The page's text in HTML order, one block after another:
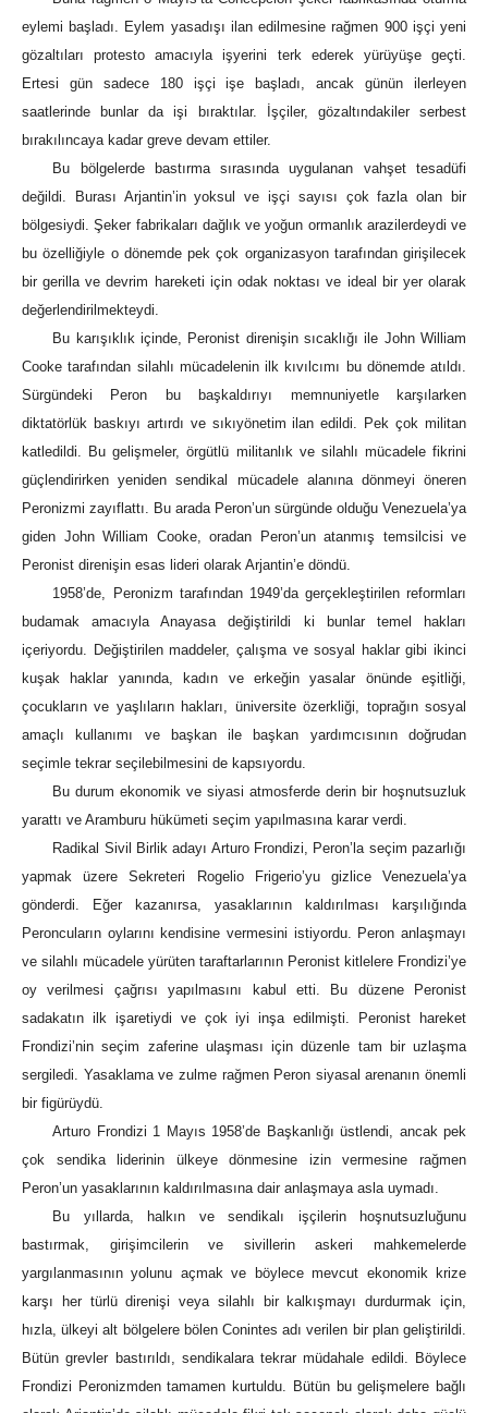
eylemi başladı. Eylem yasadışı ilan edilmesine rağmen 900 işçi yeni
gözaltıları protesto amacıyla işyerini terk ederek yürüyüşe geçti.
Ertesi gün sadece 180 işçi işe başladı, ancak günün ilerleyen
saatlerinde bunlar da işi bıraktılar. İşçiler, gözaltındakiler serbest
bırakılıncaya kadar greve devam ettiler.
Bu bölgelerde bastırma sırasında uygulanan vahşet tesadüfi
değildi. Burası Arjantin’in yoksul ve işçi sayısı çok fazla olan bir
bölgesiydi. Şeker fabrikaları dağlık ve yoğun ormanlık arazilerdeydi ve
bu özelliğiyle o dönemde pek çok organizasyon tarafından girişilecek
bir gerilla ve devrim hareketi için odak noktası ve ideal bir yer olarak
değerlendirilmekteydi.
Bu karışıklık içinde, Peronist direnişin sıcaklığı ile John William
Cooke tarafından silahlı mücadelenin ilk kıvılcımı bu dönemde atıldı.
Sürgündeki Peron bu başkaldırıyı memnuniyetle karşılarken
diktatörlük baskıyı artırdı ve sıkıyönetim ilan edildi. Pek çok militan
katledildi. Bu gelişmeler, örgütlü militanlık ve silahlı mücadele fikrini
güçlendirirken yeniden sendikal mücadele alanına dönmeyi öneren
Peronizmi zayıflattı. Bu arada Peron’un sürgünde olduğu Venezuela’ya
giden John William Cooke, oradan Peron’un atanmış temsilcisi ve
Peronist direnişin esas lideri olarak Arjantin’e döndü.
1958’de, Peronizm tarafından 1949’da gerçekleştirilen reformları
budamak amacıyla Anayasa değiştirildi ki bunlar temel hakları
içeriyordu. Değiştirilen maddeler, çalışma ve sosyal haklar gibi ikinci
kuşak haklar yanında, kadın ve erkeğin yasalar önünde eşitliği,
çocukların ve yaşlıların hakları, üniversite özerkliği, toprağın sosyal
amaçlı kullanımı ve başkan ile başkan yardımcısının doğrudan
seçimle tekrar seçilebilmesini de kapsıyordu.
Bu durum ekonomik ve siyasi atmosferde derin bir hoşnutsuzluk
yarattı ve Aramburu hükümeti seçim yapılmasına karar verdi.
Radikal Sivil Birlik adayı Arturo Frondizi, Peron’la seçim pazarlığı
yapmak üzere Sekreteri Rogelio Frigerio’yu gizlice Venezuela’ya
gönderdi. Eğer kazanırsa, yasaklarının kaldırılması karşılığında
Peroncuların oylarını kendisine vermesini istiyordu. Peron anlaşmayı
ve silahlı mücadele yürüten taraftarlarının Peronist kitlelere Frondizi’ye
oy verilmesi çağrısı yapılmasını kabul etti. Bu düzene Peronist
sadakatın ilk işaretiydi ve çok iyi inşa edilmişti. Peronist hareket
Frondizi’nin seçim zaferine ulaşması için düzenle tam bir uzlaşma
sergiledi. Yasaklama ve zulme rağmen Peron siyasal arenanın önemli
bir figürüydü.
Arturo Frondizi 1 Mayıs 1958’de Başkanlığı üstlendi, ancak pek
çok sendika liderinin ülkeye dönmesine izin vermesine rağmen
Peron’un yasaklarının kaldırılmasına dair anlaşmaya asla uymadı.
Bu yıllarda, halkın ve sendikalı işçilerin hoşnutsuzluğunu
bastırmak, girişimcilerin ve sivillerin askeri mahkemelerde
yargılanmasının yolunu açmak ve böylece mevcut ekonomik krize
karşı her türlü direnişi veya silahlı bir kalkışmayı durdurmak için,
hızla, ülkeyi alt bölgelere bölen Conintes adı verilen bir plan geliştirildi.
Bütün grevler bastırıldı, sendikalara tekrar müdahale edildi. Böylece
Frondizi Peronizmden tamamen kurtuldu. Bütün bu gelişmelere bağlı